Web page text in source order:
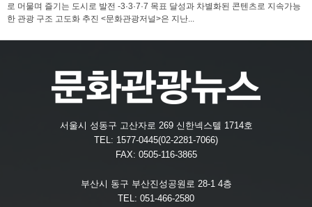
로 머물며 즐기는 도시로 발전 -3·3·7·7 목표 달성과 차별화된 콘텐츠로 지속가능
한 관광 구조 고도화 추진 <문화관광저널>은 지난...
서울시 성동구 고산자로 269 신한넥스텔 1714호
TEL: 1577-0445(02-2281-7066)
FAX: 0505-116-3865
부산시 동구 부산진성공원로 28-1 4층
TEL: 051-466-2580